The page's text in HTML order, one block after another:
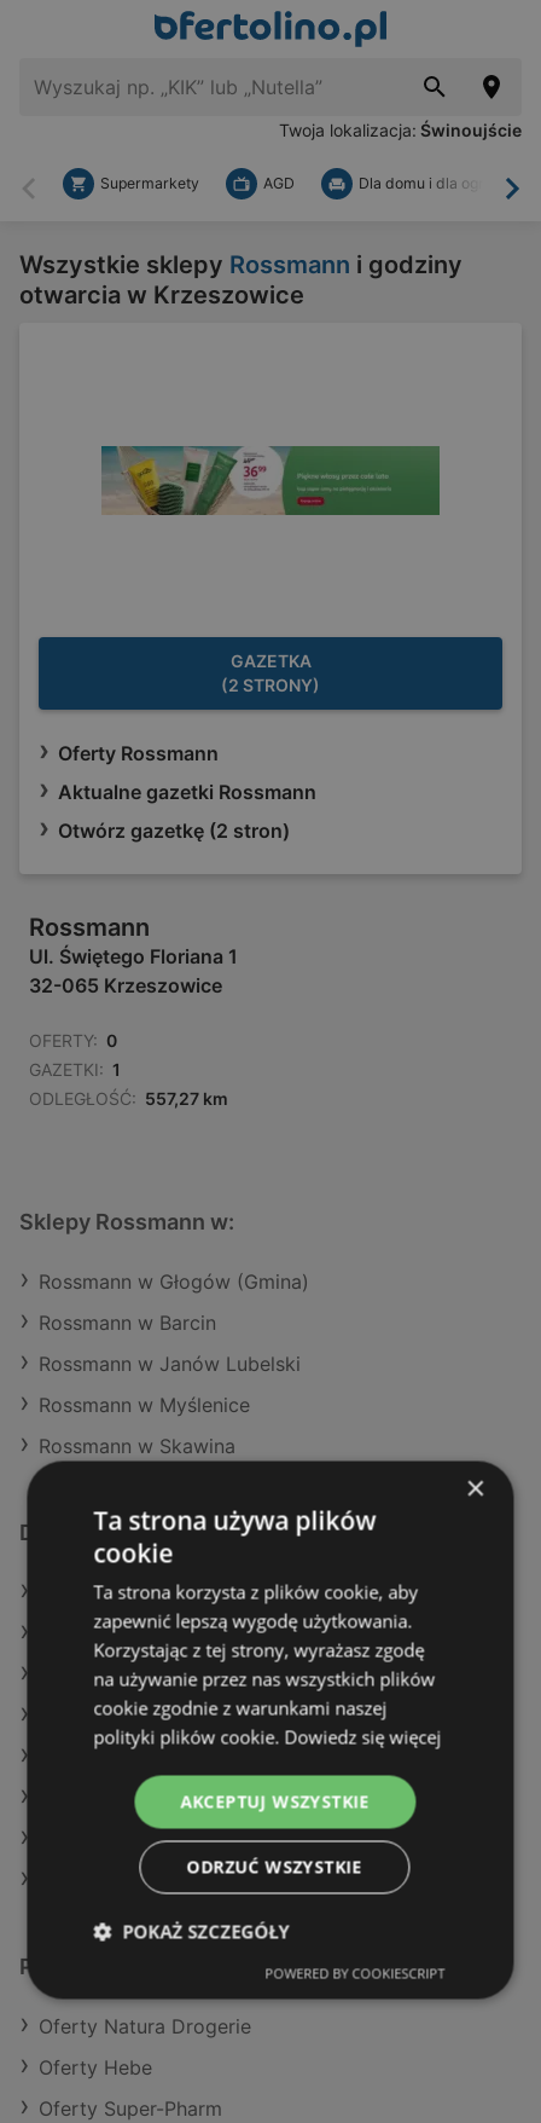
Twoja lokalizacja: Świnoujście
Wstecz
Supermarkety AGD Dla domu i dla ogrodu
Wszystkie sklepy Rossmann i godziny
otwarcia w Krzeszowice
GAZETKA
(2 STRONY)
Oferty Rossmann
Aktualne gazetki Rossmann
Otwórz gazetkę (2 stron)
Rossmann
Ul. Świętego Floriana 1
32-065 Krzeszowice
OFERTY: 0
GAZETKI: 1
ODLEGŁOŚĆ: 557,27 km
Sklepy Rossmann w:
Rossmann w Głogów (Gmina)
Rossmann w Barcin
Rossmann w Janów Lubelski
Rossmann w Myślenice
Rossmann w Skawina
Dodatkowe łącza
Oferty Rossmann
Oferty Hebe
Oferty Drogeria Jasmin
Aktualne gazetki Hebe
Aktualne gazetki Natura Drogerie
Aktualne gazetki Super-Pharm
Aktualne gazetki Drogeria Jasmin
Sklepy Rossmann w Międzyzdroje
Podobne sklepy detaliczne
Oferty Natura Drogerie
Oferty Hebe
Oferty Super-Pharm
×
Ta strona używa plików
cookie
Ta strona korzysta z plików cookie, aby
zapewnić lepszą wygodę użytkowania.
Korzystając z tej strony, wyrażasz zgodę
na używanie przez nas wszystkich plików
cookie zgodnie z warunkami naszej
polityki plików cookie. Dowiedz się więcej
AKCEPTUJ WSZYSTKIE
ODRZUĆ WSZYSTKIE
POKAŻ SZCZEGÓŁY
POWERED BY COOKIESCRIPT